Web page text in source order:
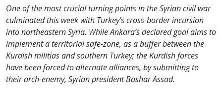
One of the most crucial turning points in the Syrian civil war
culminated this week with Turkey’s cross-border incursion
into northeastern Syria. While Ankara’s declared goal aims to
implement a territorial safe-zone, as a buffer between the
Kurdish militias and southern Turkey; the Kurdish forces
have been forced to alternate alliances, by submitting to
their arch-enemy, Syrian president Bashar Assad.